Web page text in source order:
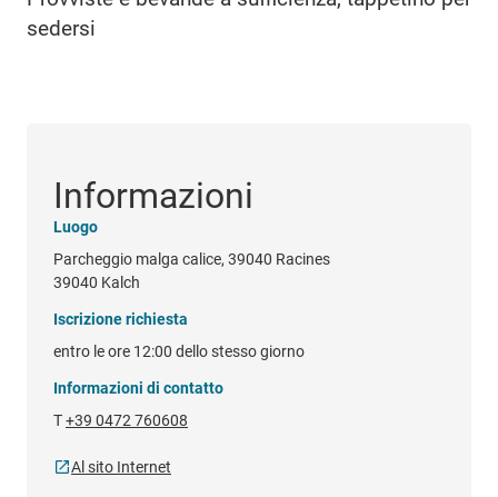
sedersi
Informazioni
Luogo
Parcheggio malga calice, 39040 Racines
39040 Kalch
Iscrizione richiesta
entro le ore 12:00 dello stesso giorno
Informazioni di contatto
T+39 0472 760608
Al sito Internet